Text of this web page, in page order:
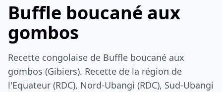
Buffle boucané aux
gombos
Recette congolaise de Buffle boucané aux
gombos (Gibiers). Recette de la région de
l'Equateur (RDC), Nord-Ubangi (RDC), Sud-Ubangi